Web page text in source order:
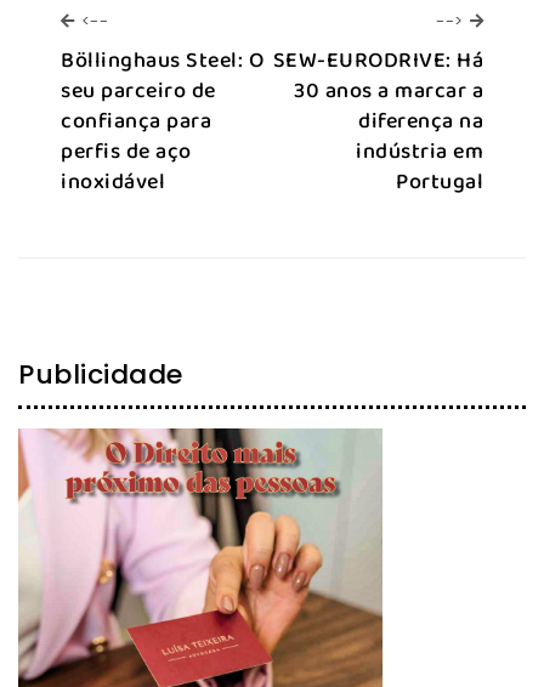
<--
Böllinghaus Steel: O
seu parceiro de
confiança para
perfis de aço
inoxidável
--> -->
SEW-EURODRIVE: Há
30 anos a marcar a
diferença na
indústria em
Portugal
Publicidade